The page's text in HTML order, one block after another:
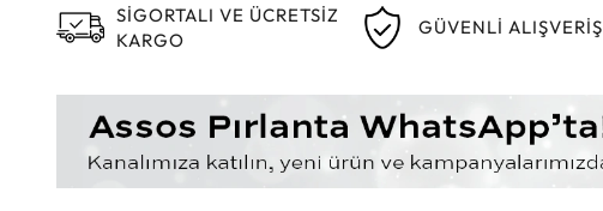
SİGORTALI VE ÜCRETSİZ
KARGO
GÜVENLİ ALIŞVERİŞ